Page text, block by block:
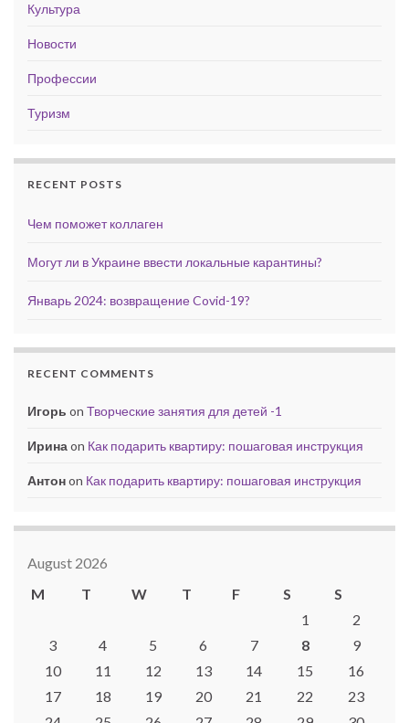
Культура
Новости
Профессии
Туризм
RECENT POSTS
Чем поможет коллаген
Могут ли в Украине ввести локальные карантины?
Январь 2024: возвращение Covid-19?
RECENT COMMENTS
Игорь on Творческие занятия для детей -1
Иринаon Как подарить квартиру: пошаговая инструкция
Антонon Как подарить квартиру: пошаговая инструкция
August 2026
M
T W T F S
S
1
2
3
4 5 6 7 8
9
10
11 12 13 14 15
16
17
18 19 20 21 22
23